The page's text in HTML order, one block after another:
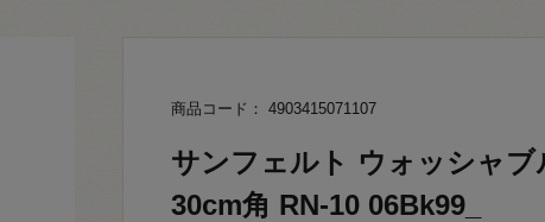
商品コード： 4903415071107
サンフェルト ウォッシャブ
30cm角 RN-10 06Bk99_